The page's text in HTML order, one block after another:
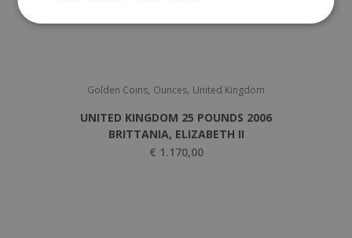
Golden Coins, Ounces, United Kingdom
UNITED KINGDOM 25 POUNDS 2006
BRITTANIA, ELIZABETH II
€ 1.170,00